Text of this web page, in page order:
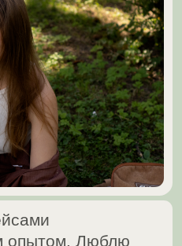
Люблю
понятными